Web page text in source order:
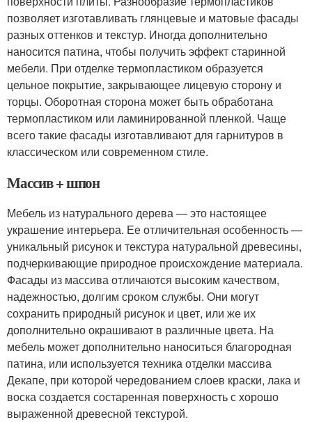
позволяет изготавливать глянцевые и матовые фасады
разных оттенков и текстур. Иногда дополнительно
наносится патина, чтобы получить эффект старинной
мебели. При отделке термопластиком образуется
цельное покрытие, закрывающее лицевую сторону и
торцы. Оборотная сторона может быть обработана
термопластиком или ламинированной пленкой. Чаще
всего такие фасады изготавливают для гарнитуров в
классическом или современном стиле.
Массив + шпон
Мебель из натурального дерева — это настоящее
украшение интерьера. Ее отличительная особенность —
уникальный рисунок и текстура натуральной древесины,
подчеркивающие природное происхождение материала.
Фасады из массива отличаются высоким качеством,
надежностью, долгим сроком службы. Они могут
сохранить природный рисунок и цвет, или же их
дополнительно окрашивают в различные цвета. На
мебель может дополнительно наноситься благородная
патина, или используется техника отделки массива
Декапе, при которой чередованием слоев краски, лака и
воска создается состаренная поверхность с хорошо
выраженной древесной текстурой.